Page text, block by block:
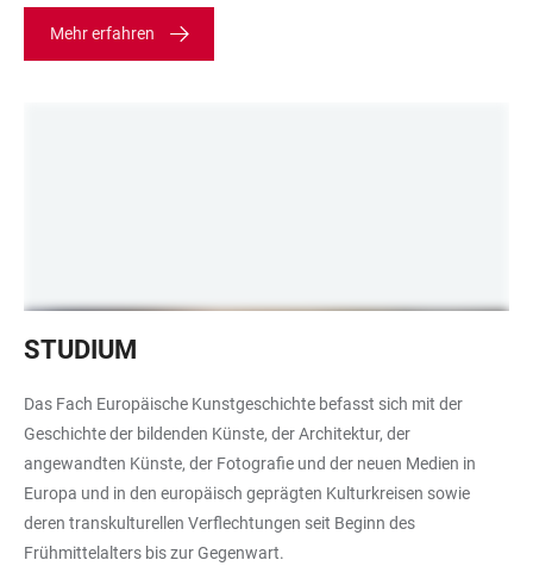
Mehr erfahren
Gruppe
im
Kunstpalast
Düsseldorf
STUDIUM
Das Fach Europäische Kunstgeschichte befasst sich mit der
Geschichte der bildenden Künste, der Architektur, der
angewandten Künste, der Fotografie und der neuen Medien in
Europa und in den europäisch geprägten Kulturkreisen sowie
deren transkulturellen Verflechtungen seit Beginn des
Frühmittelalters bis zur Gegenwart.